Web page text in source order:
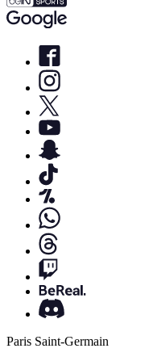
Paris Saint-Germain